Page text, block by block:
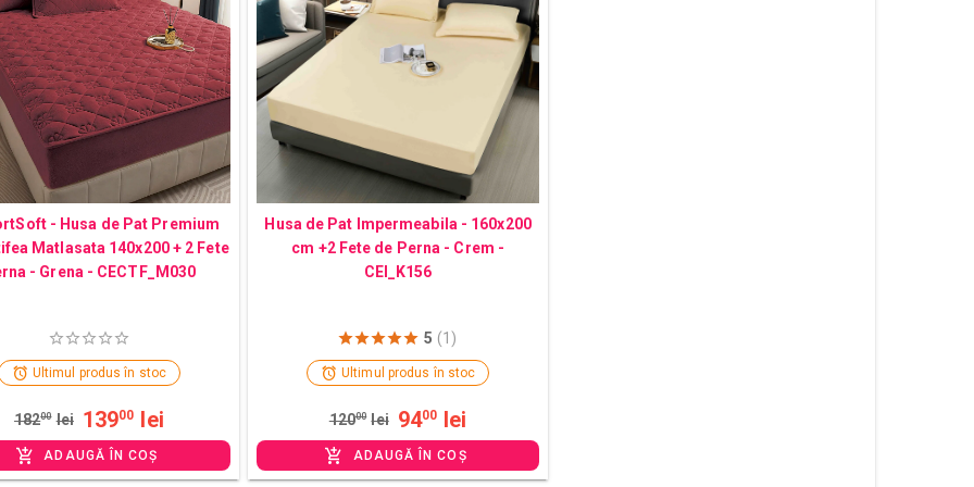
- Husa de Pat Premium
Matlasata 140x200 + 2 Fete
- Grena - CECTF_M030
Ultimul produs în stoc
18200 lei 13900 lei
ADAUGĂ ÎN COȘ
Husa de Pat Impermeabila - 160x200
cm +2 Fete de Perna - Crem -
CEI_K156
5 (1)
Ultimul produs în stoc
12000 lei 9400 lei
ADAUGĂ ÎN COȘ